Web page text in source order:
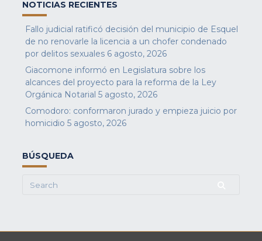
NOTICIAS RECIENTES
Fallo judicial ratificó decisión del municipio de Esquel
de no renovarle la licencia a un chofer condenado
por delitos sexuales 6 agosto, 2026
Giacomone informó en Legislatura sobre los
alcances del proyecto para la reforma de la Ley
Orgánica Notarial 5 agosto, 2026
Comodoro: conformaron jurado y empieza juicio por
homicidio 5 agosto, 2026
BÚSQUEDA
Search